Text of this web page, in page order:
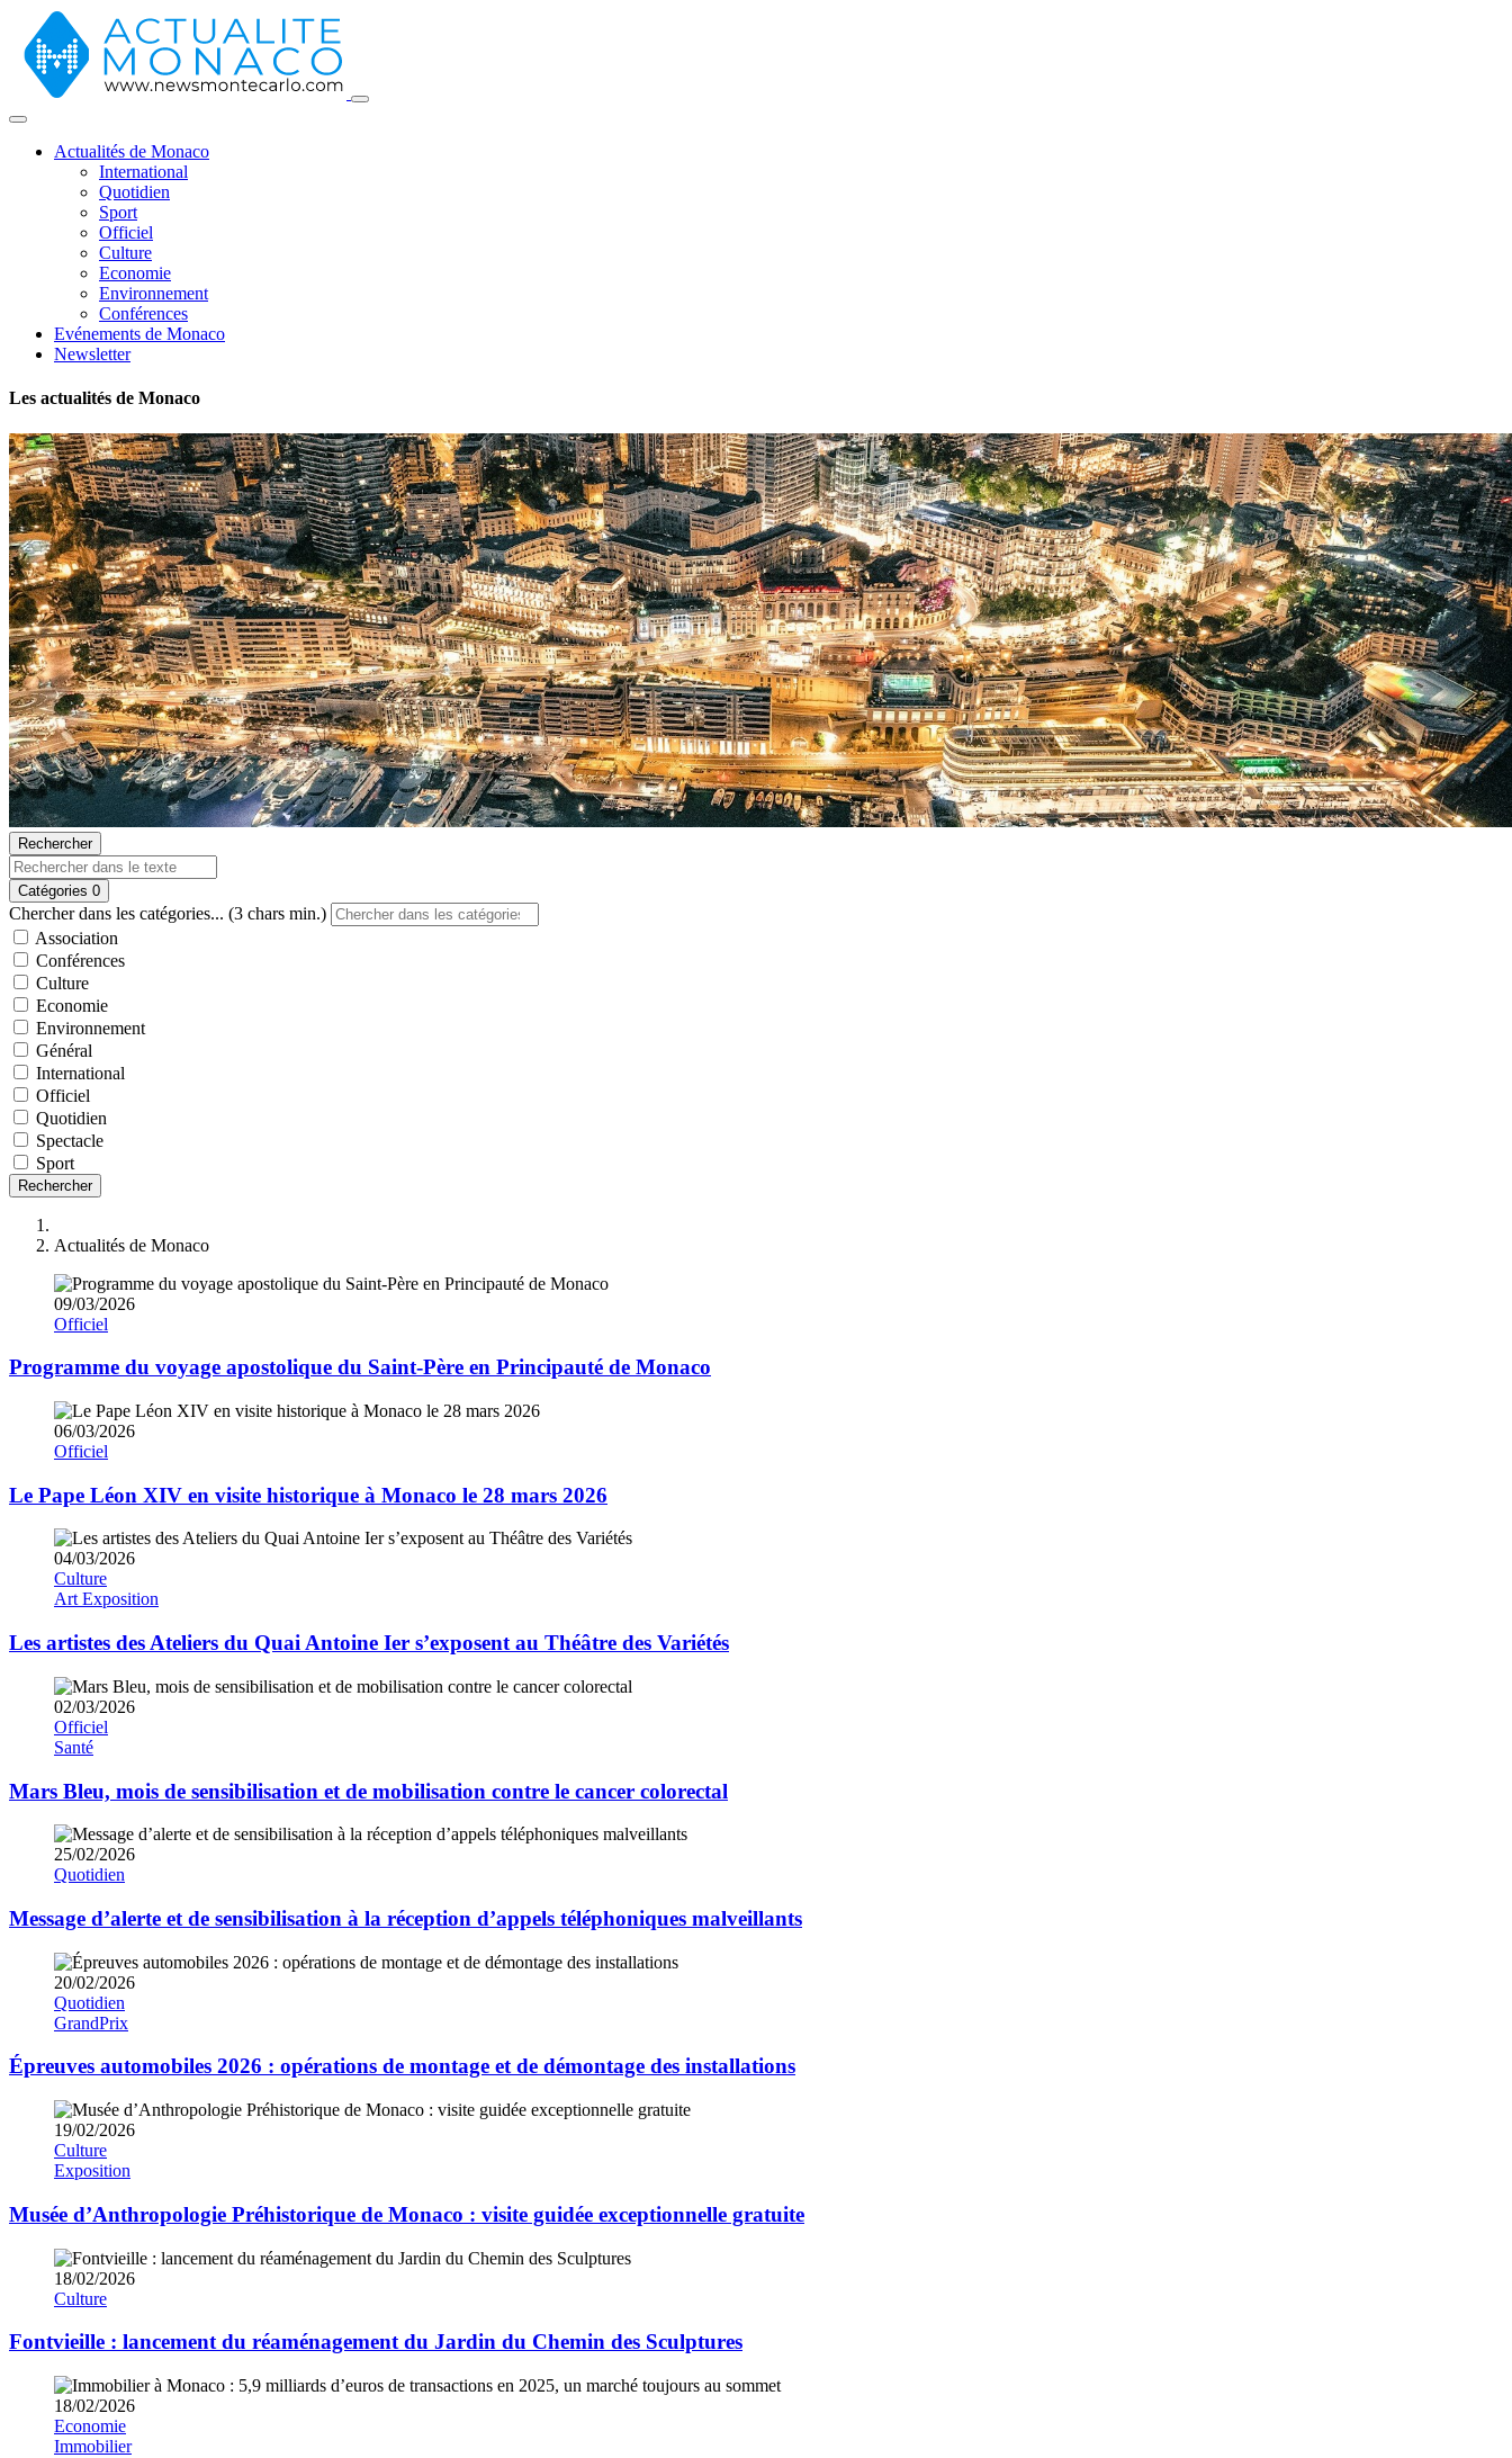
Actualités de Monaco
International
Quotidien
Sport
Officiel
Culture
Economie
Environnement
Conférences
Evénements de Monaco
Newsletter
Les actualités de Monaco
Rechercher
Catégories 0
Chercher dans les catégories... (3 chars min.)
Association
Conférences
Culture
Economie
Environnement
Général
International
Officiel
Quotidien
Spectacle
Sport
Rechercher
Actualités de Monaco
09/03/2026
Officiel
Programme du voyage apostolique du Saint-Père en Principauté de Monaco
06/03/2026
Officiel
Le Pape Léon XIV en visite historique à Monaco le 28 mars 2026
04/03/2026
Culture
ArtExposition
Les artistes des Ateliers du Quai Antoine Ier s’exposent au Théâtre des Variétés
02/03/2026
Officiel
Santé
Mars Bleu, mois de sensibilisation et de mobilisation contre le cancer colorectal
25/02/2026
Quotidien
Message d’alerte et de sensibilisation à la réception d’appels téléphoniques malveillants
20/02/2026
Quotidien
GrandPrix
Épreuves automobiles 2026 : opérations de montage et de démontage des installations
19/02/2026
Culture
Exposition
Musée d’Anthropologie Préhistorique de Monaco : visite guidée exceptionnelle gratuite
18/02/2026
Culture
Fontvieille : lancement du réaménagement du Jardin du Chemin des Sculptures
18/02/2026
Economie
Immobilier